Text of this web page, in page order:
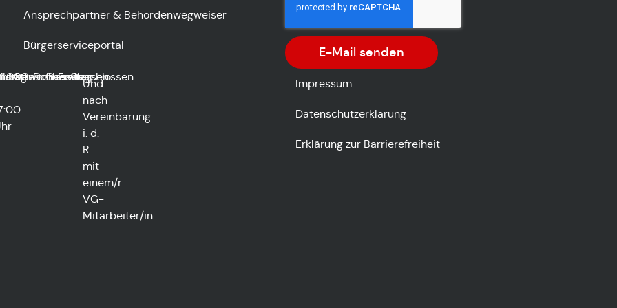
Ansprechpartner & Behördenwegweiser
Bürgerserviceportal E-Mail senden
Mittwoch
Geschlossen
Donnerstag
Geschlossen
Freitag
Geschlossen
Und
nach
Vereinbarung
i. d.
R.
mit
einem/r
VG-
Mitarbeiter/in
Impressum
Datenschutzerklärung
Erklärung zur Barrierefreiheit